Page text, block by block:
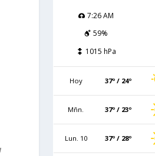
7:26 AM
59%
1015 hPa
Hoy 37º / 24º
Mñn. 37º / 23º
Lun. 10 37º / 28º